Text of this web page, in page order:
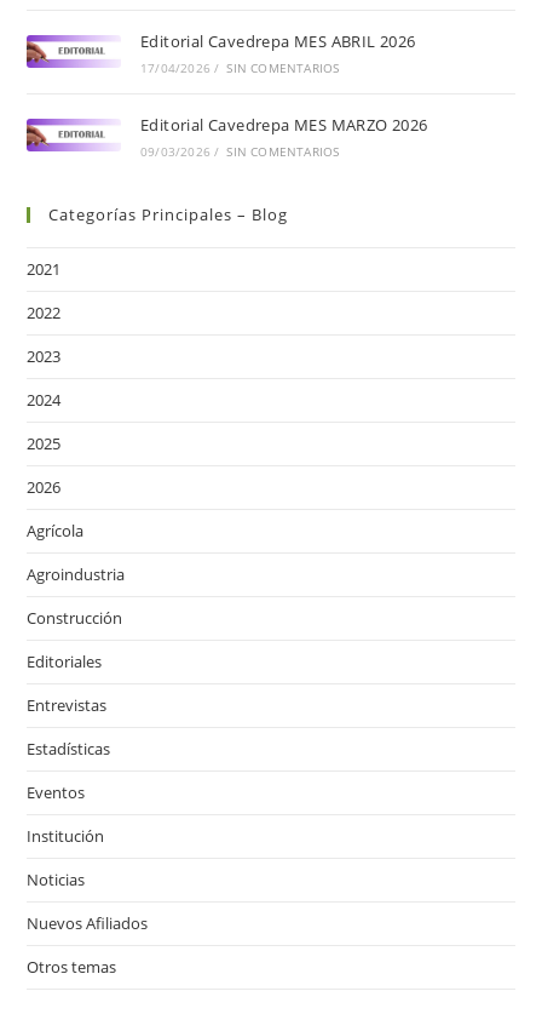
Editorial Cavedrepa MES ABRIL 2026
17/04/2026 / SIN COMENTARIOS
Editorial Cavedrepa MES MARZO 2026
09/03/2026 / SIN COMENTARIOS
Categorías Principales – Blog
2021
2022
2023
2024
2025
2026
Agrícola
Agroindustria
Construcción
Editoriales
Entrevistas
Estadísticas
Eventos
Institución
Noticias
Nuevos Afiliados
Otros temas